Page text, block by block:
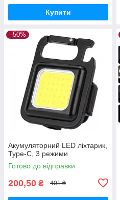
Купити
–50%
Акумуляторний LED ліхтарик,
Type-C, 3 режими
Готово до відправки
200,50 ₴ 401 ₴